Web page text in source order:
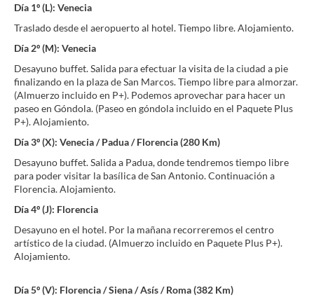
Día 1º (L): Venecia
Traslado desde el aeropuerto al hotel. Tiempo libre. Alojamiento.
Día 2º (M): Venecia
Desayuno buffet. Salida para efectuar la visita de la ciudad a pie
finalizando en la plaza de San Marcos. Tiempo libre para almorzar.
(Almuerzo incluido en P+). Podemos aprovechar para hacer un
paseo en Góndola. (Paseo en góndola incluido en el Paquete Plus
P+). Alojamiento.
Día 3º (X): Venecia / Padua / Florencia (280 Km)
Desayuno buffet. Salida a Padua, donde tendremos tiempo libre
para poder visitar la basílica de San Antonio. Continuación a
Florencia. Alojamiento.
Día 4º (J): Florencia
Desayuno en el hotel. Por la mañana recorreremos el centro
artístico de la ciudad. (Almuerzo incluido en Paquete Plus P+).
Alojamiento.
Día 5º (V): Florencia / Siena / Asís / Roma (382 Km)